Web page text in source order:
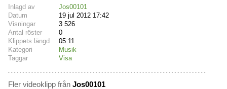
Inlagd av
Jos00101
Datum
19 jul 2012 17:42
Visningar
3 526
Antal röster
0
Klippets längd
05:11
Kategori
Musik
Taggar
Visa
Fler videoklipp från Jos00101